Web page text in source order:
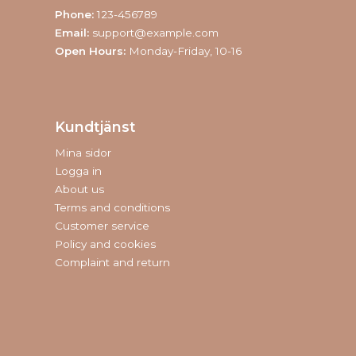
Phone: 123-456789
Email: support@example.com
Open Hours: Monday-Friday, 10-16
Kundtjänst
Mina sidor
Logga in
About us
Terms and conditions
Customer service
Policy and cookies
Complaint and return